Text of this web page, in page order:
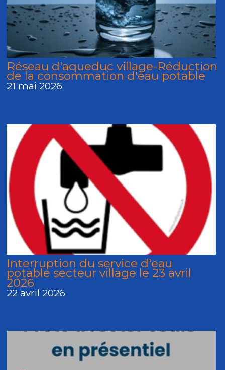
Réseau d'aqueduc village-Réduction
de la consommation d'eau potable
21 mai 2026
Interruption du service d'eau
potable secteur village le 23 avril
2026
22 avril 2026